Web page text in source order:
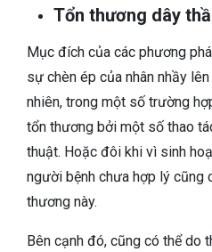
Tổn thương dây
Mục đích của các phương
sự chèn ép của nhân nhầy
nhiên, trong một số trường
tổn thương bởi một số thao
thuật. Hoặc đôi khi vì sinh
người bệnh chưa hợp lý cũng
thương này.
Bên cạnh đó, cũng có thể do